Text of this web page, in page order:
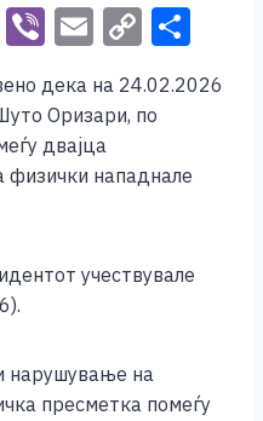
W
p
Vi
er
E
m
ai
l
C
o
p
Li
k
h
ar
дека на 24.02.2026
Оризари, по
двајца
физички нападнале
учествувале
нарушување на
пресметка помеѓу